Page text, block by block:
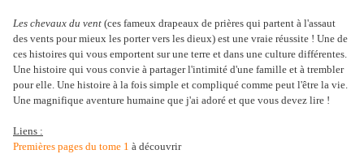
Les chevaux du vent (ces fameux drapeaux de prières qui partent à l'assaut
des vents pour mieux les porter vers les dieux) est une vraie réussite ! Une de
ces histoires qui vous emportent sur une terre et dans une culture différentes.
Une histoire qui vous convie à partager l'intimité d'une famille et à trembler
pour elle. Une histoire à la fois simple et compliqué comme peut l'être la vie.
Une magnifique aventure humaine que j'ai adoré et que vous devez lire !
Liens :
Premières pages du tome 1 à découvrir